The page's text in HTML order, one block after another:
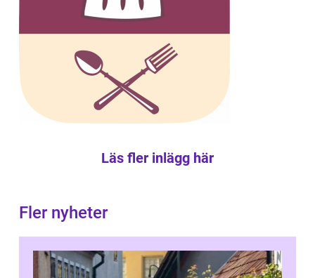
Läs fler inlägg här
Fler nyheter